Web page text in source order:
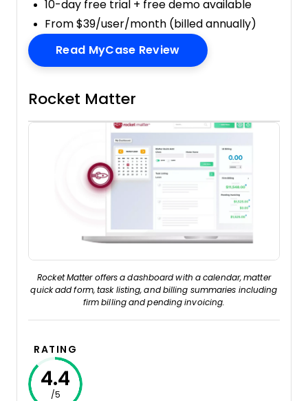
10-day free trial + free demo available
From $39/user/month (billed annually)
Read MyCase ReviewOpens New Window
Rocket Matter
Rocket Matter offers a dashboard with a calendar, matter
quick add form, task listing, and billing summaries including
firm billing and pending invoicing.
RATING
4.4
/5